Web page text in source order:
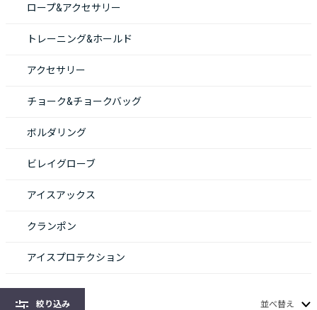
絞り込み 並べ替え
ロープ&アクセサリー
トレーニング&ホールド
アクセサリー
チョーク&チョークバッグ
ボルダリング
ビレイグローブ
アイスアックス
クランポン
アイスプロテクション